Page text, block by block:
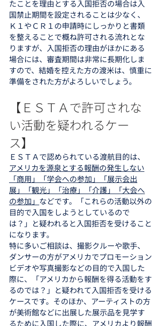
たことを理由とする入国拒否の場合は入
国禁止期間を設定されることは少なく、
Ｋ１やＣＲ１の申請時にしっかりと書類
を整えることで概ね許可される流れとな
りますが、入国拒否の理由がほかにある
場合には、審査期間は非常に長期化しま
すので、結婚を控えた方の渡米は、慎重に
準備をされた方がよろしいでしょう。
【ＥＳＴＡで許可されな
い活動を疑われるケー
ス】
ＥＳＴＡで認められている渡航目的は、
アメリカを源泉とする報酬の発生しない
「商用」「学会への参加」「展示会出
展」「観光」「治療」「介護」「大会へ
の参加」 などです。「これらの活動以外の
目的で入国をしようとしているので
は？」と疑われると入国拒否を受けること
になります。
特に多いご相談は、撮影クルーや歌手、
ダンサーの方がアメリカでプロモーション
ビデオや写真撮影などの目的で入国した
際に、「アメリカから報酬を得る活動をす
るのでは？」と疑われて入国拒否を受ける
ケースです。そのほか、アーティストの方
が美術館などに出展した展示品を見学す
るために入国した際に、アメリカより報酬